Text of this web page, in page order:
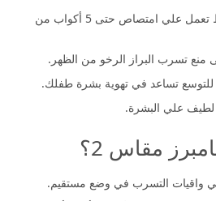
قنوات الهواء المضغوط تعمل علي امتصاص حتى 5 أكواب من
منع تسرب البراز الرخو من الظهر.
للتوسع تساعد في تهوية بشرة طفلك.
لطيف علي البشرة.
مقاس 2؟
واقيات التسرب في وضع مستقيم.